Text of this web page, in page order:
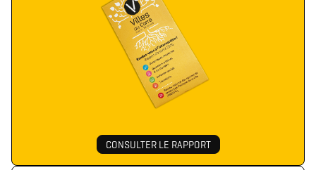
CONSULTER LE RAPPORT